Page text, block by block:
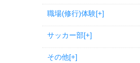
職場(修行)体験[+]
サッカー部[+]
その他[+]